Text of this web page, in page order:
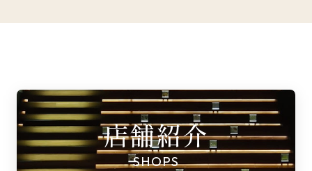
店舗紹介
SHOPS